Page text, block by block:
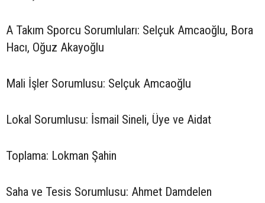
A Takım Sporcu Sorumluları: Selçuk Amcaoğlu, Bora
Hacı, Oğuz Akayoğlu
Mali İşler Sorumlusu: Selçuk Amcaoğlu
Lokal Sorumlusu: İsmail Sineli, Üye ve Aidat
Toplama: Lokman Şahin
Saha ve Tesis Sorumlusu: Ahmet Damdelen